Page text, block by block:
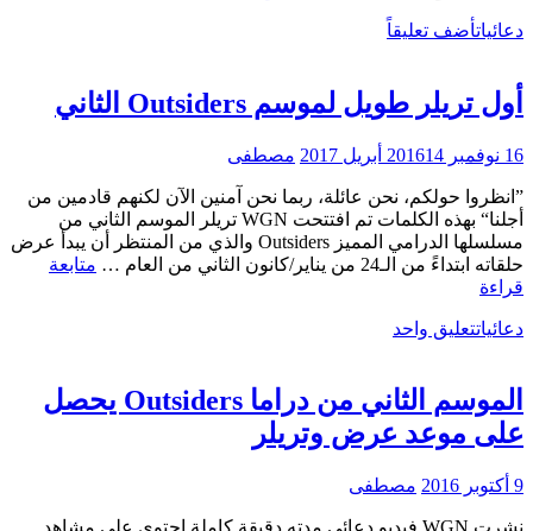
دعائياتأضف تعليقاً
أول تريلر طويل لموسم Outsiders الثاني
16 نوفمبر 2016 14 أبريل 2017 مصطفى
”انظروا حولكم، نحن عائلة، ربما نحن آمنين الآن لكنهم قادمين من
أجلنا“ بهذه الكلمات تم افتتحت WGN تريلر الموسم الثاني من
مسلسلها الدرامي المميز Outsiders والذي من المنتظر أن يبدأ عرض
حلقاته ابتداءً من الـ24 من يناير/كانون الثاني من العام …
متابعة
قراءة
طويل
الثاني
دعائياتتعليق واحد
الموسم الثاني من دراما Outsiders يحصل
على موعد عرض وتريلر
9 أكتوبر 2016 مصطفى